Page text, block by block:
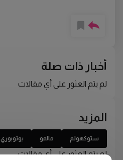
أخبار ذات صلة
لم يتم العثور على أي مقالات
المزيد
ستوكهولم مالمو يوتوبوري
لم يتم العثور على أي مقالات